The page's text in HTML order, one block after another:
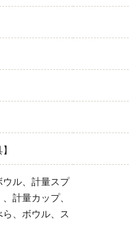
ウル、計量スプ
計量カップ、
、ボウル、ス